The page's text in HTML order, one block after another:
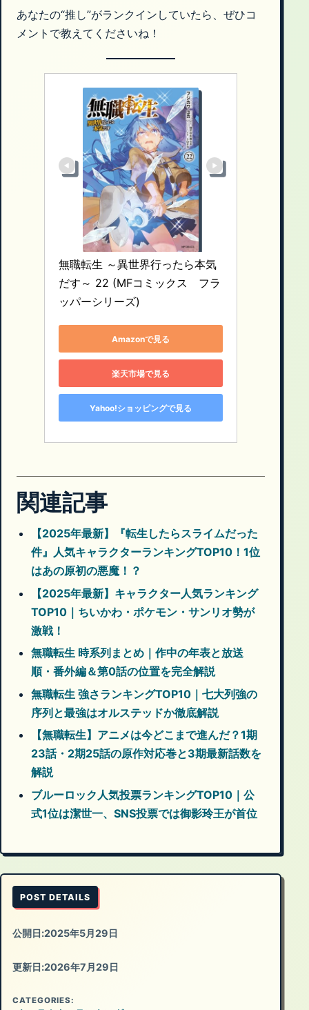
あなたの“推し”がランクインしていたら、ぜひコ
メントで教えてくださいね！
無職転生 ～異世界行ったら本気
だす～ 22 (MFコミックス　フラ
ッパーシリーズ)
Amazonで見る
楽天市場で見る
Yahoo!ショッピングで見る
関連記事
【2025年最新】『転生したらスライムだった
件』人気キャラクターランキングTOP10！1位
はあの原初の悪魔！？
【2025年最新】キャラクター人気ランキング
TOP10｜ちいかわ・ポケモン・サンリオ勢が
激戦！
無職転生 時系列まとめ｜作中の年表と放送
順・番外編＆第0話の位置を完全解説
無職転生 強さランキングTOP10｜七大列強の
序列と最強はオルステッドか徹底解説
【無職転生】アニメは今どこまで進んだ？1期
23話・2期25話の原作対応巻と3期最新話数を
解説
ブルーロック人気投票ランキングTOP10｜公
式1位は潔世一、SNS投票では御影玲王が首位
POST DETAILS
公開日:2025年5月29日
更新日:2026年7月29日
CATEGORIES: